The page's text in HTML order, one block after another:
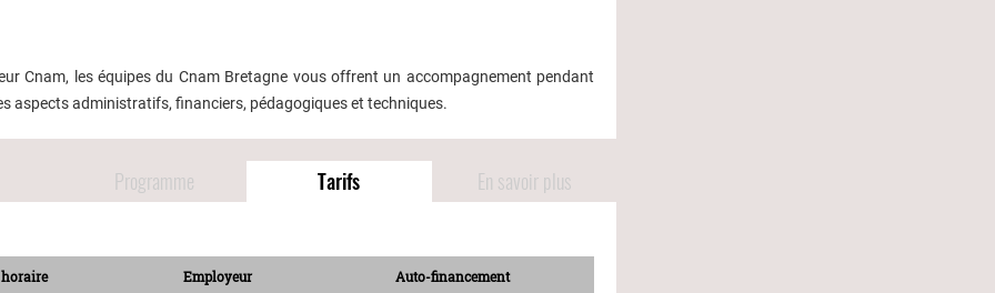
Cnam, les équipes du Cnam Bretagne vous offrent un accompagnement pendant
aspects administratifs, financiers, pédagogiques et techniques.
Programme Tarifs En savoir plus
Employeur Auto-financement